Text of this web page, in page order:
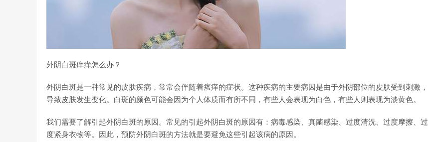
外阴白斑痒痒怎么办？
外阴白斑是一种常见的皮肤疾病，常常会伴随着瘙痒的症状。这种疾病的主要病因是由于外阴部位的皮肤受到刺激，
导致皮肤发生变化。白斑的颜色可能会因为个人体质而有所不同，有些人会表现为白色，有些人则表现为淡黄色。
我们需要了解引起外阴白斑的原因。常见的引起外阴白斑的原因有：病毒感染、真菌感染、过度清洗、过度摩擦、过
度紧身衣物等。因此，预防外阴白斑的方法就是要避免这些引起该病的原因。